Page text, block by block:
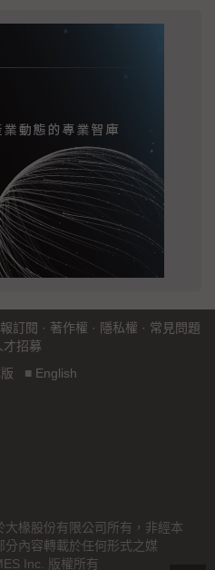
訂閱 · 著作權 · 隱私權 · 常見問題
才招募
■ English
椽股份有限公司所有，非經本
分內容轉載於任何形式之媒
Inc. 版權所有